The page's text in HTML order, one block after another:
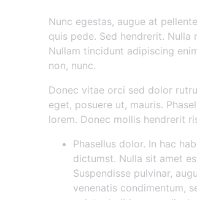
Nunc egestas, augue at
quis pede. Sed hendrerit.
Nullam tincidunt adipiscing
non, nunc.
Donec vitae orci sed dolor
eget, posuere ut, mauris.
lorem. Donec mollis hendrerit
Phasellus dolor. In hac
dictumst. Nulla sit amet
Suspendisse pulvinar,
venenatis condimentum,